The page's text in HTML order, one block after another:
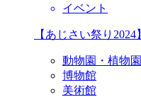
イベント
【あじさい祭り
動物園・植物園
博物館
美術館